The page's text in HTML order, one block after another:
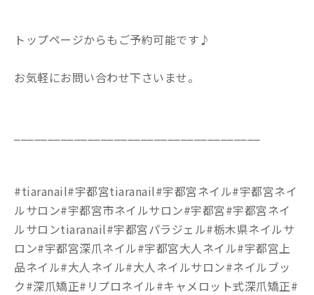
トップページからもご予約可能です♪
お気軽にお問い合わせ下さいませ。
#tiaranail#宇都宮tiaranail#宇都宮ネイル#宇都宮ネイ
ルサロン#宇都宮市ネイルサロン#宇都宮#宇都宮ネイ
ルサロンtiaranail#宇都宮パラジェル#栃木県ネイルサ
ロン#宇都宮深爪ネイル#宇都宮大人ネイル#宇都宮上
品ネイル#大人ネイル#大人ネイルサロン#ネイルブッ
ク#深爪矯正#リプロネイル#キャメロット式深爪矯正#